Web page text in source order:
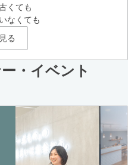
くても
なくても
る
・イベント